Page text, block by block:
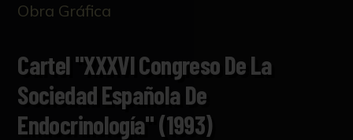
Obra Gráfica
Cartel "XXXVI Congreso De La
Sociedad Española De
Endocrinología" (1993)